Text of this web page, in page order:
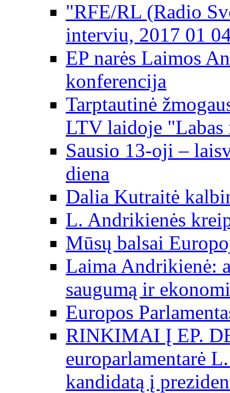
"RFE/RL (Radio
interviu, 2017 01
EP narės Laimos
konferencija
Tarptautinė
LTV laidoje
Sausio 13-oji –
diena
Dalia Kutraitė
L. Andrikienės
Mūsų balsai
Laima Andrikienė:
saugumą ir
Europos
RINKIMAI Į EP.
europarlamentarė
kandidatą į